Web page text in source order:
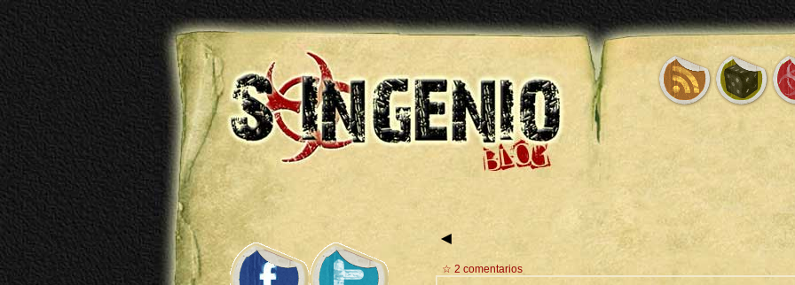
◄
☆ 2 comentarios